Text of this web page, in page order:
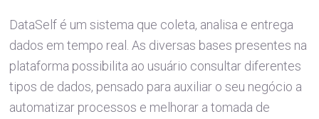
DataSelf é um sistema que coleta, analisa e entrega
dados em tempo real. As diversas bases presentes na
plataforma possibilita ao usuário consultar diferentes
tipos de dados, pensado para auxiliar o seu negócio a
automatizar processos e melhorar a tomada de